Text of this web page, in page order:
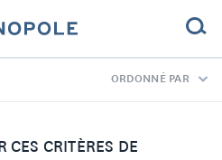
! ORDONNÉ PAR
CES CRITÈRES DE